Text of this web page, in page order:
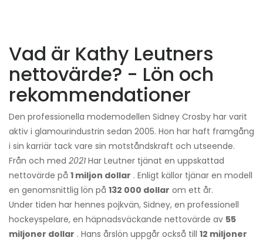
Vad är Kathy Leutners
nettovärde? - Lön och
rekommendationer
Den professionella modemodellen Sidney Crosby har varit
aktiv i glamourindustrin sedan 2005. Hon har haft framgång
i sin karriär tack vare sin motståndskraft och utseende.
Från och med 2021 Har Leutner tjänat en uppskattad
nettovärde på 1 miljon dollar . Enligt källor tjänar en modell
en genomsnittlig lön på 132 000 dollar om ett år.
Under tiden har hennes pojkvän, Sidney, en professionell
hockeyspelare, en häpnadsväckande nettovärde av 55
miljoner dollar . Hans årslön uppgår också till 12 miljoner